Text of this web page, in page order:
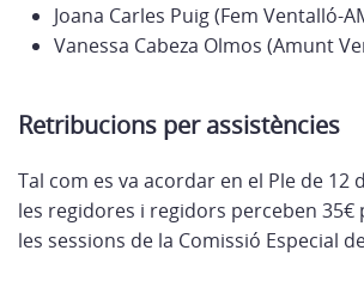
Joana Carles Puig (Fem Ventalló-
Vanessa Cabeza Olmos (Amunt
Retribucions per assistències
Tal com es va acordar en el Ple de 12
les regidores i regidors perceben 35€
les sessions de la Comissió Especial